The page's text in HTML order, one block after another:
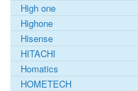
High one
Highone
Hisense
HITACHI
Homatics
HOMETECH